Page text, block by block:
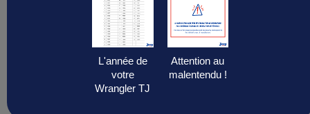
Caractéristiques techniques
• 2.5L 4 cylindres (1997–2002)
• 4.0L 6 cylindres en ligne (1997–2006)
Transmission: manuelle 5 rapports ou
L'année de
votre
Wrangler TJ
Attention au
malentendu !